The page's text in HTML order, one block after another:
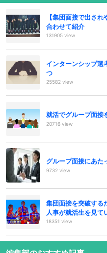
【集団面接で出さ
合わせて紹介
131905 view
インターンシップ選
つ
25582 view
就活でグループ面接
20716 view
グループ面接にあた
9732 view
集団面接を突破する
人事が就活生を見て
18351 view